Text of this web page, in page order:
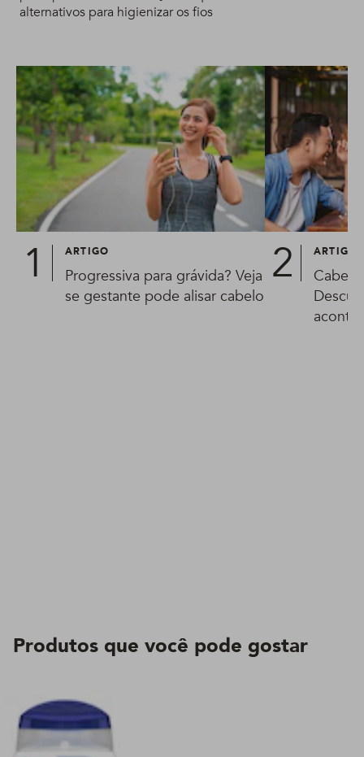
alternativos para higienizar os fios
ARTIGO
Progressiva para grávida? Veja
se gestante pode alisar cabelo
ARTIGO
Produtos que você pode gostar